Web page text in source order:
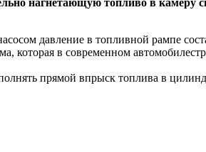
нагнетающую топливо в камеру
давление в топливной рампе
которая в современном
прямой впрыск топлива в